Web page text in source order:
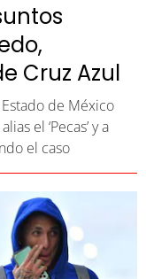
Cruz Azul
Estado de México
el ‘Pecas’ y a
el caso